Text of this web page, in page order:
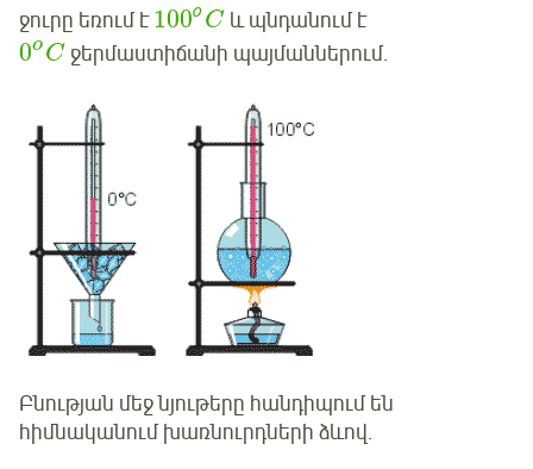
ջուրը եռում է100օC և պնդանում է
0oC ջերմաստիճանի պայմաններում.
Բնության մեջ նյութերը հանդիպում են
հիմնականում խառնուրդների ձևով.